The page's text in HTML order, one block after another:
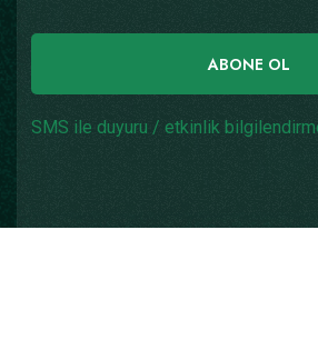
ABONE OL
SMS ile duyuru / etkinlik